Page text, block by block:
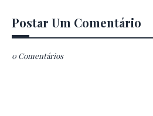
Postar Um Comentário
0 Comentários